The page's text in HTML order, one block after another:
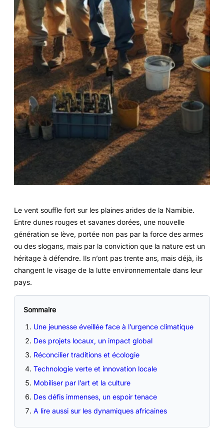
Le vent souffle fort sur les plaines arides de la Namibie.
Entre dunes rouges et savanes dorées, une nouvelle
génération se lève, portée non pas par la force des armes
ou des slogans, mais par la conviction que la nature est un
héritage à défendre. Ils n’ont pas trente ans, mais déjà, ils
changent le visage de la lutte environnementale dans leur
pays.
Sommaire
Une jeunesse éveillée face à l’urgence climatique
Des projets locaux, un impact global
Réconcilier traditions et écologie
Technologie verte et innovation locale
Mobiliser par l’art et la culture
Des défis immenses, un espoir tenace
A lire aussi sur les dynamiques africaines